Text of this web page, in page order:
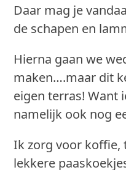
Daar mag je
de schapen en
Hierna gaan we
maken….maar dit
eigen terras! Want
namelijk ook nog
Ik zorg voor koffie,
lekkere